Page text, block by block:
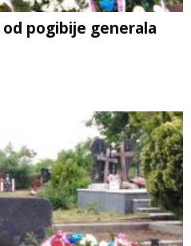
pogibije generala